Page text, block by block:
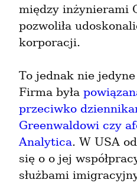
między inżynierami
pozwoliła
korporacji.
To jednak nie
Firma była
przeciwko
Greenwaldowi czy
Analytica. W USA
się o o jej
służbami